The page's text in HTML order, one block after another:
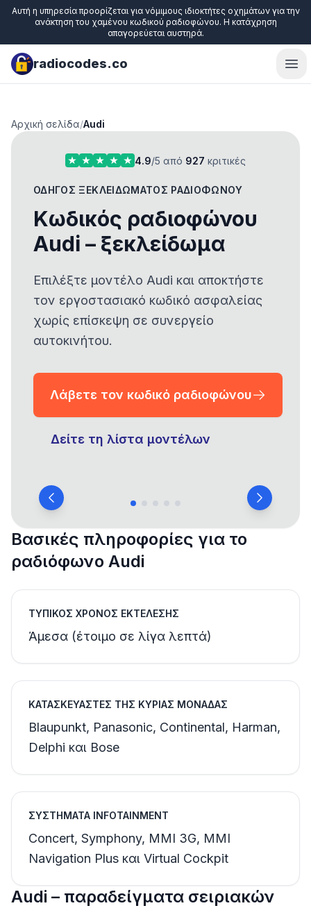
Αυτή η υπηρεσία προορίζεται για νόμιμους ιδιοκτήτες οχημάτων για την
ανάκτηση του χαμένου κωδικού ραδιοφώνου. Η κατάχρηση
απαγορεύεται αυστηρά.
radiocodes.co
Αρχική σελίδα/Audi
4.9/5 από 927 κριτικές
ΟΔΗΓΌΣ ΞΕΚΛΕΙΔΏΜΑΤΟΣ ΡΑΔΙΟΦΏΝΟΥ
Κωδικός ραδιοφώνου
Audi – ξεκλείδωμα
Επιλέξτε μοντέλο Audi και αποκτήστε
τον εργοστασιακό κωδικό ασφαλείας
χωρίς επίσκεψη σε συνεργείο
αυτοκινήτου.
Λάβετε τον κωδικό ραδιοφώνου
Δείτε τη λίστα μοντέλων
Βασικές πληροφορίες για το
ραδιόφωνο Audi
ΤΥΠΙΚΌΣ ΧΡΌΝΟΣ ΕΚΤΈΛΕΣΗΣ
Άμεσα (έτοιμο σε λίγα λεπτά)
ΚΑΤΑΣΚΕΥΑΣΤΈΣ ΤΗΣ ΚΎΡΙΑΣ ΜΟΝΆΔΑΣ
Blaupunkt, Panasonic, Continental, Harman,
Delphi και Bose
ΣΥΣΤΉΜΑΤΑ INFOTAINMENT
Concert, Symphony, MMI 3G, MMI
Navigation Plus και Virtual Cockpit
Audi – παραδείγματα σειριακών